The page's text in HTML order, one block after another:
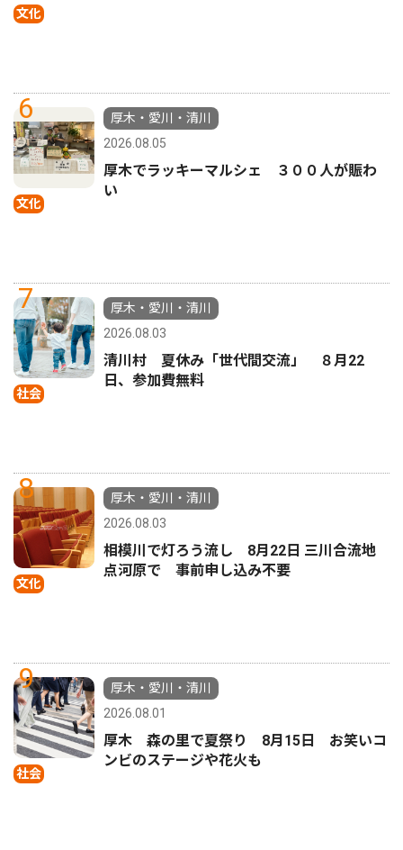
文化
6
文化
厚木・愛川・清川
2026.08.05
厚木でラッキーマルシェ ３００人が賑わ
い
7
社会
厚木・愛川・清川
2026.08.03
清川村 夏休み「世代間交流」 ８月22
日、参加費無料
8
文化
厚木・愛川・清川
2026.08.03
相模川で灯ろう流し 8月22日 三川合流地
点河原で 事前申し込み不要
9
社会
厚木・愛川・清川
2026.08.01
厚木 森の里で夏祭り 8月15日 お笑いコ
ンビのステージや花火も